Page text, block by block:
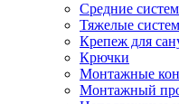
Средние
Тяжелые
Крепеж для
Крючки
Монтажные
Монтажный